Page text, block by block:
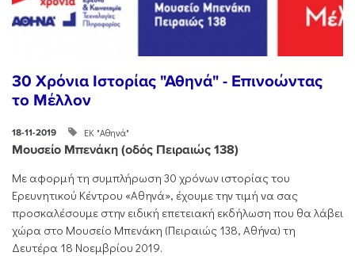
30 Χρόνια Ιστορίας "Αθηνά" - Επινοώντας
το Μέλλον
18-11-2019 ΕΚ "Αθηνά"
Μουσείο Μπενάκη (οδός Πειραιώς 138)
Με αφορμή τη συμπλήρωση 30 χρόνων ιστορίας του
Ερευνητικού Κέντρου «Αθηνά», έχουμε την τιμή να σας
προσκαλέσουμε στην ειδική επετειακή εκδήλωση που θα λάβει
χώρα στο Μουσείο Μπενάκη (Πειραιώς 138, Αθήνα) τη
Δευτέρα 18 Νοεμβρίου 2019.